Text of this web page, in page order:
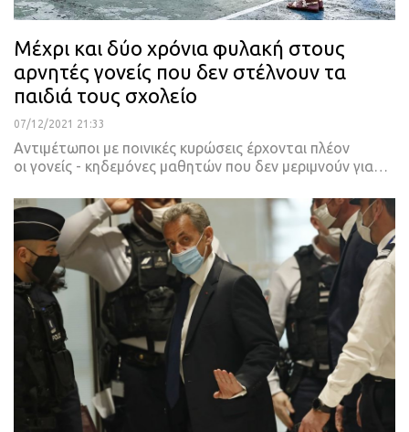
Μέχρι και δύο χρόνια φυλακή στους
αρνητές γονείς που δεν στέλνουν τα
παιδιά τους σχολείο
07/12/2021 21:33
Αντιμέτωποι με ποινικές κυρώσεις έρχονται πλέον
οι γονείς - κηδεμόνες μαθητών που δεν μεριμνούν για